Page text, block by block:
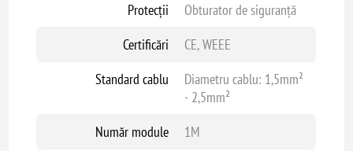
Protecții
Obturator de siguranță
Certificări
CE, WEEE
Standard cablu
Diametru cablu: 1,5mm²
- 2,5mm²
Număr module
1M